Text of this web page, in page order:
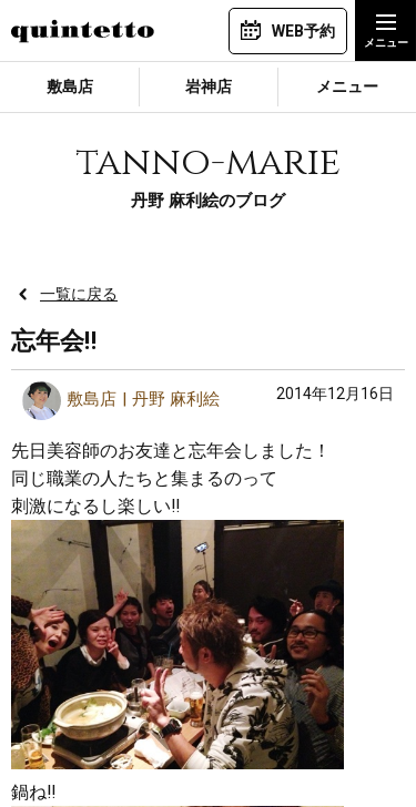
WEB予約
敷島店 岩神店 メニュー
tanno-marie
丹野 麻利絵のブログ
一覧に戻る
忘年会‼︎
敷島店 丹野 麻利絵 2014年12月16日
先日美容師のお友達と忘年会しました！
同じ職業の人たちと集まるのって
刺激になるし楽しい‼︎
鍋ね‼︎